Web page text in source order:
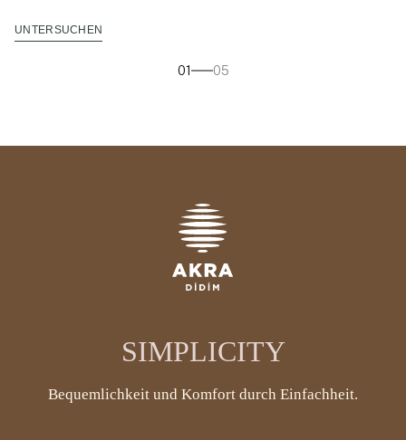
UNTERSUCHEN
01 05
SIMPLICITY
Bequemlichkeit und Komfort durch Einfachheit.